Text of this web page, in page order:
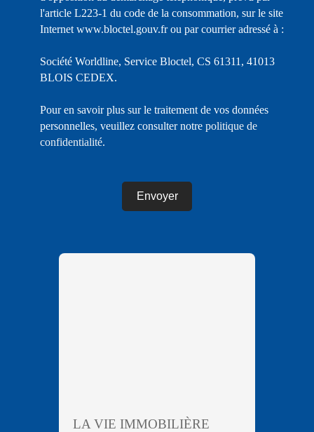
l'article L223-1 du code de la consommation, sur le site
Internet www.bloctel.gouv.fr ou par courrier adressé à :
Société Worldline, Service Bloctel, CS 61311, 41013
BLOIS CEDEX.
Pour en savoir plus sur le traitement de vos données
personnelles, veuillez consulter notre politique de
confidentialité.
Envoyer
LA VIE IMMOBILIÈRE